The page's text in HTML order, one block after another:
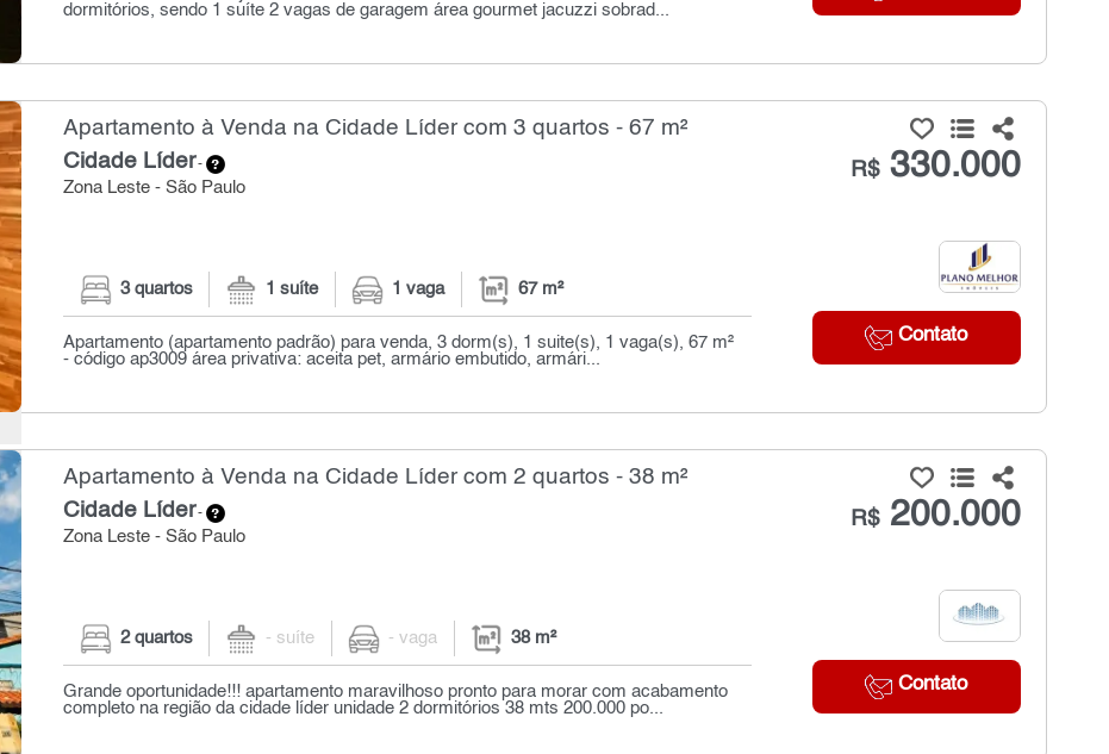
dormitórios, sendo 1 suíte 2 vagas de garagem área gourmet jacuzzi sobrad...
Apartamento à Venda na Cidade Líder com 3 quartos - 67 m²
Cidade Líder-
Zona Leste - São Paulo
R$330.000
Contato
3 quartos 1 suíte 1 vaga 67 m²
Apartamento (apartamento padrão) para venda, 3 dorm(s), 1 suite(s), 1 vaga(s), 67 m²
- código ap3009 área privativa: aceita pet, armário embutido, armári...
Apartamento à Venda na Cidade Líder com 2 quartos - 38 m²
Cidade Líder-
Zona Leste - São Paulo
R$200.000
Contato
2 quartos - suíte - vaga 38 m²
Grande oportunidade!!! apartamento maravilhoso pronto para morar com acabamento
completo na região da cidade líder unidade 2 dormitórios 38 mts 200.000 po...